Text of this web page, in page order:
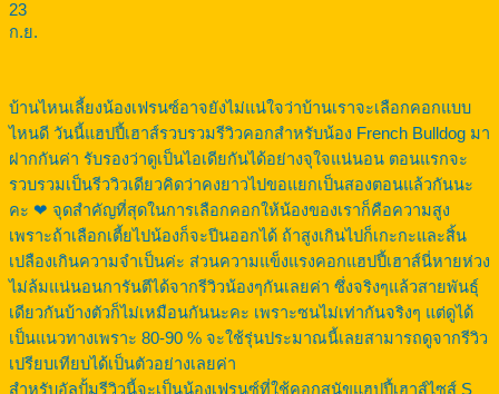
23
ก.ย.
บ้านไหนเลี้ยงน้องเฟรนซ์อาจยังไม่แน่ใจว่าบ้านเราจะเลือกคอกแบบ
ไหนดี วันนี้แฮปปี้เฮาส์รวบรวมรีวิวคอกสำหรับน้อง French Bulldog มา
ฝากกันค่า รับรองว่าดูเป็นไอเดียกันได้อย่างจุใจแน่นอน ตอนแรกจะ
รวบรวมเป็นรีววิวเดียวคิดว่าคงยาวไปขอแยกเป็นสองตอนแล้วกันนะ
คะ ❤ จุดสำคัญที่สุดในการเลือกคอกให้น้องของเราก็คือความสูง
เพราะถ้าเลือกเตี้ยไปน้องก็จะปีนออกได้ ถ้าสูงเกินไปก็เกะกะและสิ้น
เปลืองเกินความจำเป็นค่ะ ส่วนความแข็งแรงคอกแฮปปี้เฮาส์นี่หายห่วง
ไม่ล้มแน่นอนการันตีได้จากรีวิวน้องๆกันเลยค่า ซึ่งจริงๆแล้วสายพันธุ์
เดียวกันบ้างตัวก็ไม่เหมือนกันนะคะ เพราะซนไม่เท่ากันจริงๆ แต่ดูได้
เป็นแนวทางเพราะ 80-90 % จะใช้รุ่นประมาณนี้เลยสามารถดูจากรีวิว
เปรียบเทียบได้เป็นตัวอย่างเลยค่า
สำหรับอัลปั้มรีวิวนี้จะเป็นน้องเฟรนซ์ที่ใช้คอกสุนัขแฮปปี้เฮาส์ไซส์ S